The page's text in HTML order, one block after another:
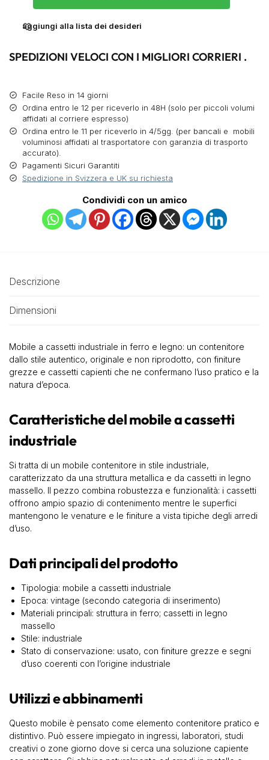
aggiungi alla lista dei desideri
SPEDIZIONI VELOCI CON I MIGLIORI CORRIERI .
Facile Reso in 14 giorni
Ordina entro le 12 per riceverlo in 48H (solo per piccoli volumi
affidati al corriere espresso)
Ordina entro le 11 per riceverlo in 4/5gg. (per bancali e mobili
voluminosi affidati al trasportatore con garanzia di trasporto
accurato).
Pagamenti Sicuri Garantiti
Spedizione in Svizzera e UK su richiesta
Condividi con un amico
Descrizione
Dimensioni
Mobile a cassetti industriale in ferro e legno: un contenitore
dallo stile autentico, originale e non riprodotto, con finiture
grezze e cassetti capienti che ne confermano l’uso pratico e la
natura d’epoca.
Caratteristiche del mobile a cassetti
industriale
Si tratta di un mobile contenitore in stile industriale,
caratterizzato da una struttura metallica e da cassetti in legno
massello. Il pezzo combina robustezza e funzionalità: i cassetti
offrono ampio spazio di contenimento mentre le superfici
mantengono le venature e le finiture a vista tipiche degli arredi
d’uso.
Dati principali del prodotto
Tipologia: mobile a cassetti industriale
Epoca: vintage (secondo categoria di inserimento)
Materiali principali: struttura in ferro; cassetti in legno
massello
Stile: industriale
Stato di conservazione: usato, con finiture grezze e segni
d’uso coerenti con l’origine industriale
Utilizzi e abbinamenti
Questo mobile è pensato come elemento contenitore pratico e
distintivo. Può essere impiegato in ingressi, laboratori, studi
creativi o zone giorno dove si cerca una soluzione capiente